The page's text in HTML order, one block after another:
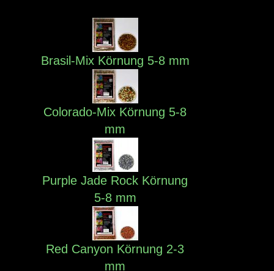
Brasil-Mix Körnung 5-8 mm
Colorado-Mix Körnung 5-8
mm
Purple Jade Rock Körnung
5-8 mm
Red Canyon Körnung 2-3
mm